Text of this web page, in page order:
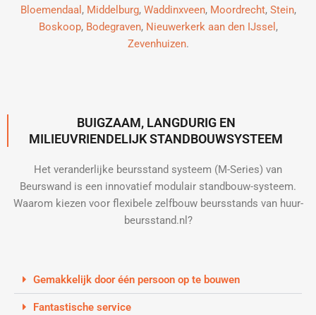
Bloemendaal , Middelburg, Waddinxveen, Moordrecht, Stein,
Boskoop, Bodegraven, Nieuwerkerk aan den IJssel ,
Zevenhuizen.
BUIGZAAM, LANGDURIG EN
MILIEUVRIENDELIJK STANDBOUWSYSTEEM
Het veranderlijke beursstand systeem (M-Series) van
Beurswand is een innovatief modulair standbouw-systeem.
Waarom kiezen voor flexibele zelfbouw beursstands van huur-
beursstand.nl?
Gemakkelijk door één persoon op te bouwen
Fantastische service